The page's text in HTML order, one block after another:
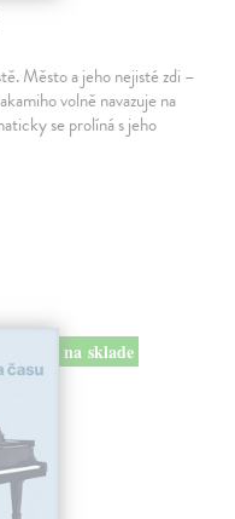
Město a jeho nejisté zdi –
volně navazuje na
se prolíná s jeho
na sklade